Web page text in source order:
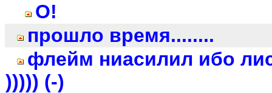
О!
прошло время........
флейм ниасилил ибо
))))) (-)